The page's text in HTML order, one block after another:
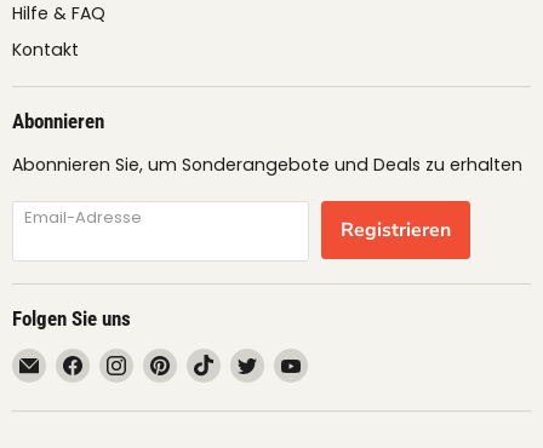
Hilfe & FAQ
Kontakt
Abonnieren
Abonnieren Sie, um Sonderangebote und Deals zu erhalten
Email-Adresse Registrieren
Folgen Sie uns
Email
fruimundo
Finden
Sie
uns
Finden
Sie
uns
Finden
Sie
uns
Finden
Sie
uns
Finden
Sie
uns
Finden
uns